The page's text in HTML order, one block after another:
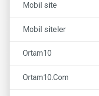
Mobil site
Mobil siteler
Ortam10
Ortam10.Com